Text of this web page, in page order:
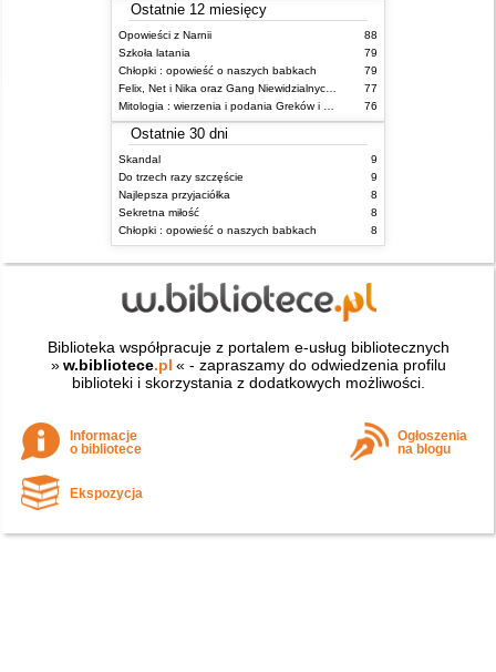
Ostatnie 12 miesięcy
Opowieści z Narnii
88
Szkoła latania
79
Chłopki : opowieść o naszych babkach
79
77
76
Ostatnie 30 dni
Skandal
9
Do trzech razy szczęście
9
Najlepsza przyjaciółka
8
Sekretna miłość
8
Chłopki : opowieść o naszych babkach
8
Biblioteka współpracuje z portalem e-usług bibliotecznych
» w.bibliotece.pl « - zapraszamy do odwiedzenia profilu
biblioteki i skorzystania z dodatkowych możliwości.
Informacje
o bibliotece
Ogłoszenia
na blogu
Ekspozycja